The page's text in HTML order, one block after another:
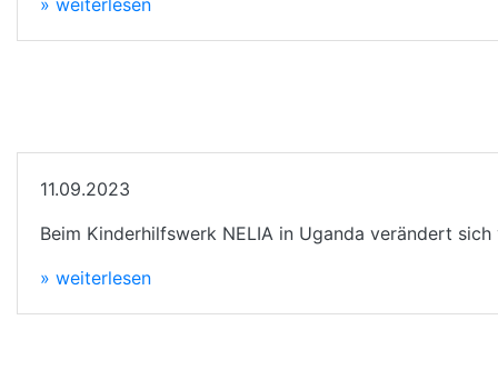
» weiterlesen
11.09.2023
Beim Kinderhilfswerk NELIA in Uganda verändert
» weiterlesen